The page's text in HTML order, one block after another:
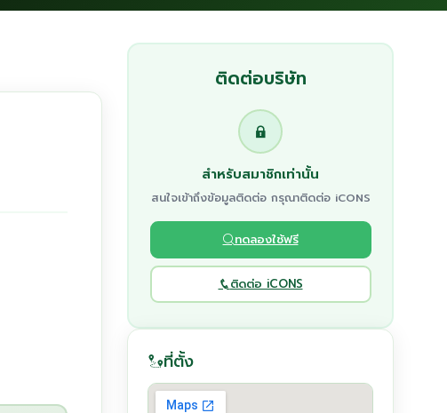
ติดต่อบริษัท
สำหรับสมาชิกเท่านั้น
สนใจเข้าถึงข้อมูลติดต่อ กรุณาติดต่อ iCONS
ทดลองใช้ฟรี
ติดต่อ iCONS
ที่ตั้ง